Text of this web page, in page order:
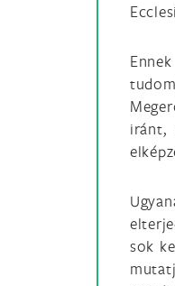
iránt,
sok